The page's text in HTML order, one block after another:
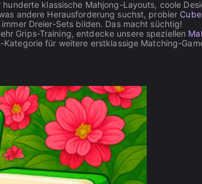
klassische Mahjong-Layouts, coole
andere Herausforderung suchst, probier
Dreier-Sets bilden. Das macht süchtig!
Grips-Training, entdecke unsere speziellen
-Kategorie für weitere erstklassige Matching-